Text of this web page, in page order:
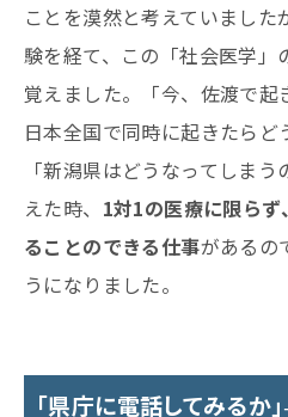
ことを漠然と考えていまし
験を経て、この「社会医学」
覚えました。「今、佐渡で
日本全国で同時に起きたらど
「新潟県はどうなってしま
えた時、 1対1の医療に限ら
ることのできる仕事があるの
うになりました。
「県庁に電話してみる